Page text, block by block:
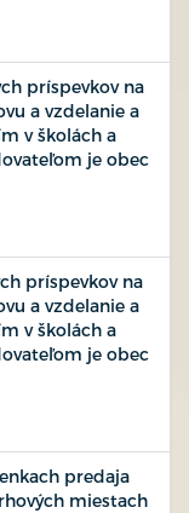
príspevkov na
a vzdelanie a
v školách a
je obec
príspevkov na
a vzdelanie a
v školách a
je obec
predaja
miestach